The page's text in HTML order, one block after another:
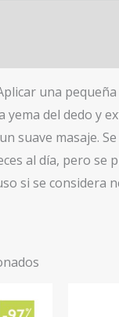
una
yema del dedo y
suave masaje.
al día, pero se
si se considera